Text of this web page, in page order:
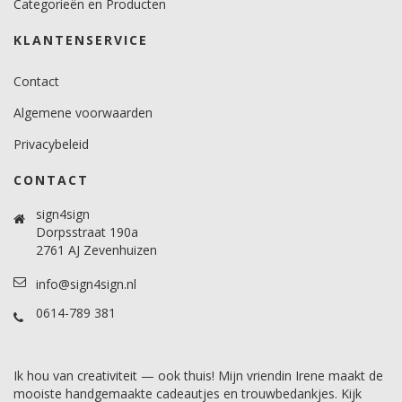
Categorieën en Producten
KLANTENSERVICE
Contact
Algemene voorwaarden
Privacybeleid
CONTACT
sign4sign
Dorpsstraat 190a
2761 AJ Zevenhuizen
info@sign4sign.nl
0614-789 381
Ik hou van creativiteit — ook thuis! Mijn vriendin Irene maakt de
mooiste handgemaakte cadeautjes en trouwbedankjes. Kijk